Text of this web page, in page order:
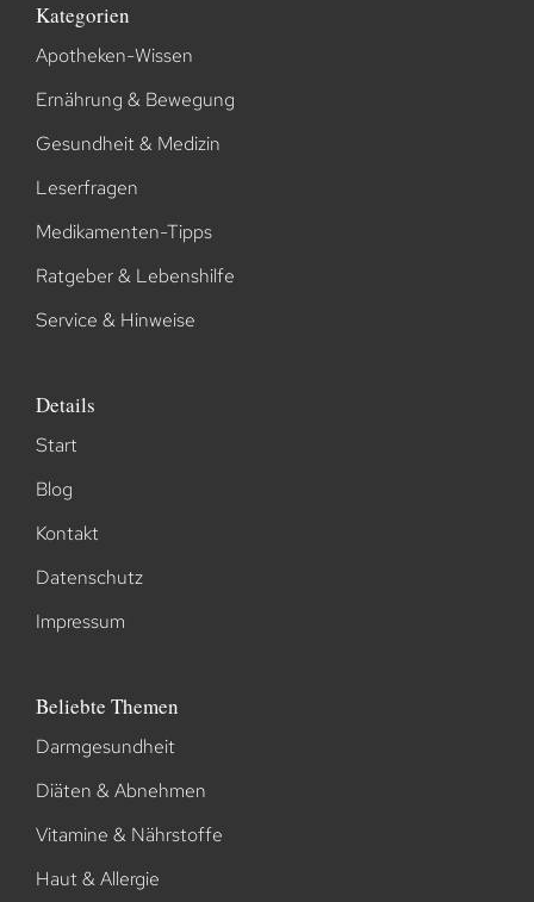
Kategorien
Apotheken-Wissen
Ernährung & Bewegung
Gesundheit & Medizin
Leserfragen
Medikamenten-Tipps
Ratgeber & Lebenshilfe
Service & Hinweise
Details
Start
Blog
Kontakt
Datenschutz
Impressum
Beliebte Themen
Darmgesundheit
Diäten & Abnehmen
Vitamine & Nährstoffe
Haut & Allergie